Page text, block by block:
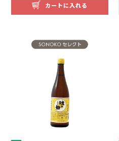
カートに入れる